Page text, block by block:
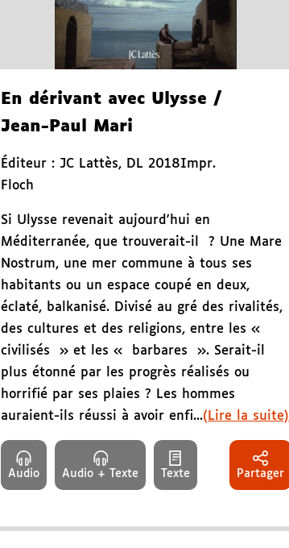
En dérivant avec Ulysse /
Jean-Paul Mari
Éditeur : JC Lattès, DL 2018Impr.
Floch
Si Ulysse revenait aujourd'hui en
Méditerranée, que trouverait-il ? Une Mare
Nostrum, une mer commune à tous ses
habitants ou un espace coupé en deux,
éclaté, balkanisé. Divisé au gré des rivalités,
des cultures et des religions, entre les «
civilisés » et les « barbares ». Serait-il
plus étonné par les progrès réalisés ou
horrifié par ses plaies ? Les hommes
auraient-ils réussi à avoir enfi...(Lire la suite)
Audio Audio + Texte Texte Partager